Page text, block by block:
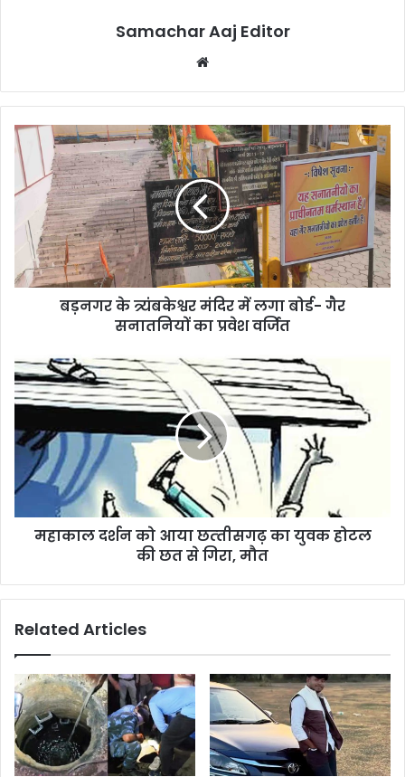
Samachar Aaj Editor
बड़नगर के त्र्यंबकेश्वर मंदिर में लगा बोर्ड- गैर
सनातनियों का प्रवेश वर्जित
महाकाल दर्शन को आया छत्‍तीसगढ़ का युवक होटल
की छत से गिरा, मौत
Related Articles